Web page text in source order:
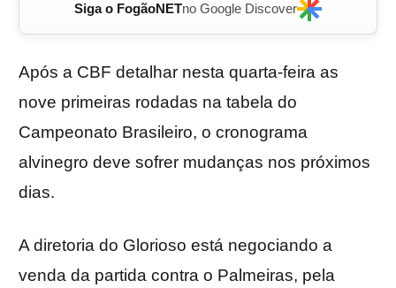
Siga o FogãoNETno Google Discover
Após a CBF detalhar nesta quarta-feira as
nove primeiras rodadas na tabela do
Campeonato Brasileiro, o cronograma
alvinegro deve sofrer mudanças nos próximos
dias.
A diretoria do Glorioso está negociando a
venda da partida contra o Palmeiras, pela